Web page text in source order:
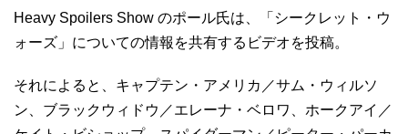
Heavy Spoilers Show のポール氏は、「シークレット・ウ
ォーズ」についての情報を共有するビデオを投稿。
それによると、キャプテン・アメリカ／サム・ウィルソ
ン、ブラックウィドウ／エレーナ・ベロワ、ホークアイ／